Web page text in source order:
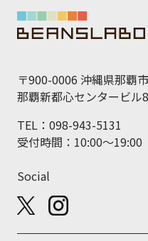
〒900-0006 沖縄県那覇
那覇新都心センタービル
TEL：098-943-5131
受付時間：10:00～19:00
Social